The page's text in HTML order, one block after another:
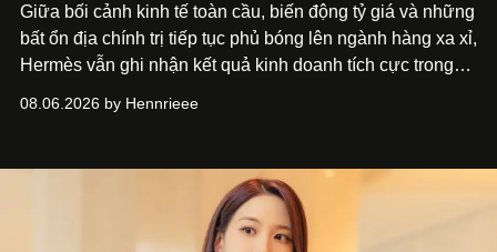
Giữa bối cảnh kinh tế toàn cầu, biến động tỷ giá và những
bất ổn địa chính trị tiếp tục phủ bóng lên ngành hàng xa xỉ,
Hermès vẫn ghi nhận kết quả kinh doanh tích cực trong
đều duy trì ở mức cao, phản ánh sức hút bền vững của
tăng trưởng dài hạn.
08.06.2026 by Hennrieee